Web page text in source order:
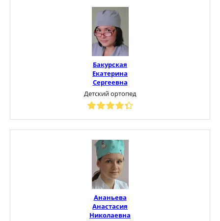
Бакурская
Екатерина
Сергеевна
Детский ортопед
Ананьева
Анастасия
Николаевна